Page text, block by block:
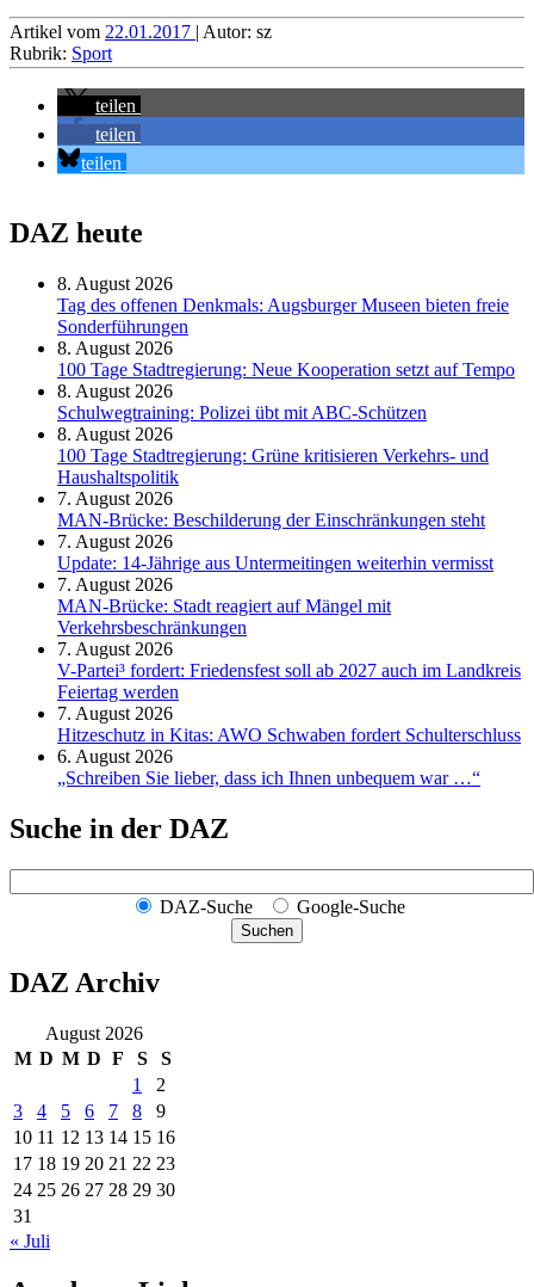
Artikel vom 22.01.2017 | Autor: sz
Rubrik: Sport
teilen
teilen
teilen
DAZ heute
8. August 2026
Tag des offenen Denkmals: Augsburger Museen bieten freie
Sonderführungen
8. August 2026
100 Tage Stadtregierung: Neue Kooperation setzt auf Tempo
8. August 2026
Schul­weg­trai­ning: Poli­zei übt mit ABC-Schüt­zen
8. August 2026
100 Tage Stadtregierung: Grüne kritisieren Verkehrs- und
Haushaltspolitik
7. August 2026
MAN-Brücke: Beschilderung der Einschränkungen steht
7. August 2026
Update: 14-Jährige aus Untermeitingen weiterhin vermisst
7. August 2026
MAN-Brücke: Stadt reagiert auf Mängel mit
Verkehrsbeschränkungen
7. August 2026
V-Partei­³ fordert: Friedens­fest soll ab 2027 auch im Land­kreis
Feier­tag werden
7. August 2026
Hitzeschutz in Kitas: AWO Schwaben fordert Schulterschluss
6. August 2026
„Schreiben Sie lieber, dass ich Ihnen unbequem war …“
Suche in der DAZ
DAZ-Suche Google-Suche
Suchen
DAZ Archiv
August 2026
M D M D F S
S
1
2
3
4 5 6 7 8
9
10 11 12 13 14 15 16
17 18 19 20 21 22 23
24 25 26 27 28 29 30
31
« Juli